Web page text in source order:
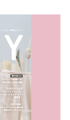
注意点 「どこが
」といった疑問も
絞れる「ウェディ
続きを読む